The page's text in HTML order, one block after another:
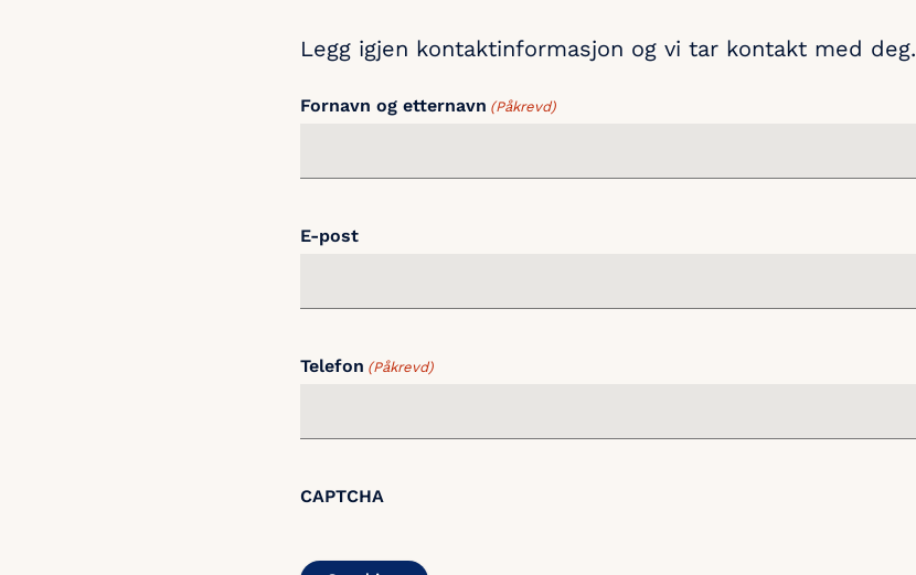
Legg igjen kontaktinformasjon og vi tar kontakt med deg.
Fornavn og etternavn (Påkrevd)
E-post
Telefon (Påkrevd)
CAPTCHA